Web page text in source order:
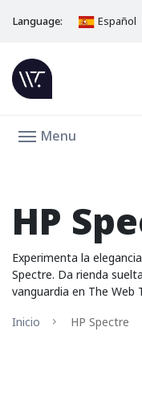
Language: Español
Menu
HP
Experimenta la
Spectre. Da rienda
vanguardia en The Web
Inicio
HP Spectre